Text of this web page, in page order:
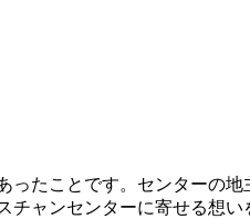
たことです。センターの
ャンセンターに寄せる想